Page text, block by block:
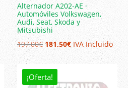
Alternador A202-AE ·
Automóviles Volkswagen,
Audi, Seat, Skoda y
Mitsubishi
197,00€ El
precio
original
era:
181,50€El
precio
es:
IVA Incluido
¡Oferta!